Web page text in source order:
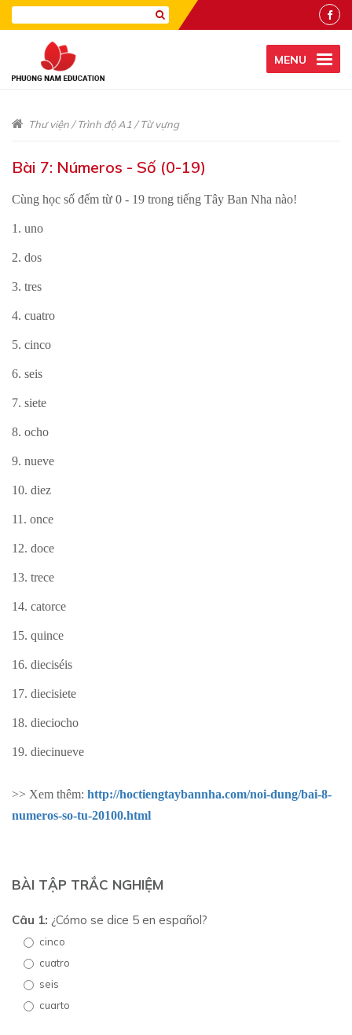
MENU
Thư viện/Trình độ A1 /Từ vựng
Bài 7: Números - Số (0-19)
Cùng học số đếm từ 0 - 19 trong tiếng Tây Ban Nha nào!
1. uno
2. dos
3. tres
4. cuatro
5. cinco
6. seis
7. siete
8. ocho
9. nueve
10. diez
11. once
12. doce
13. trece
14. catorce
15. quince
16. dieciséis
17. diecisiete
18. dieciocho
19. diecinueve
>> Xem thêm: http://hoctiengtaybannha.com/noi-dung/bai-8-
numeros-so-tu-20100.html
BÀI TẬP TRẮC NGHIỆM
Câu 1: ¿Cómo se dice 5 en español?
cinco
cuatro
seis
cuarto